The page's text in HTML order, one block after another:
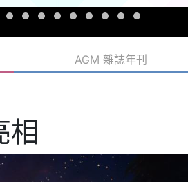
AGM 雜誌年刊
相